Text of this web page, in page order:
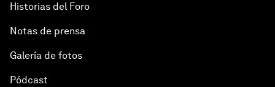
Historias del Foro
Notas de prensa
Galería de fotos
Pódcast